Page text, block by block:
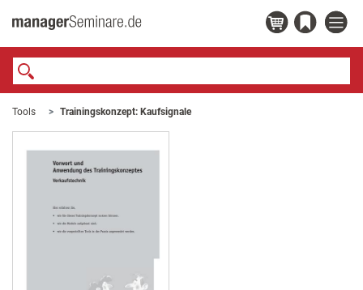
Tools Trainingskonzept: Kaufsignale